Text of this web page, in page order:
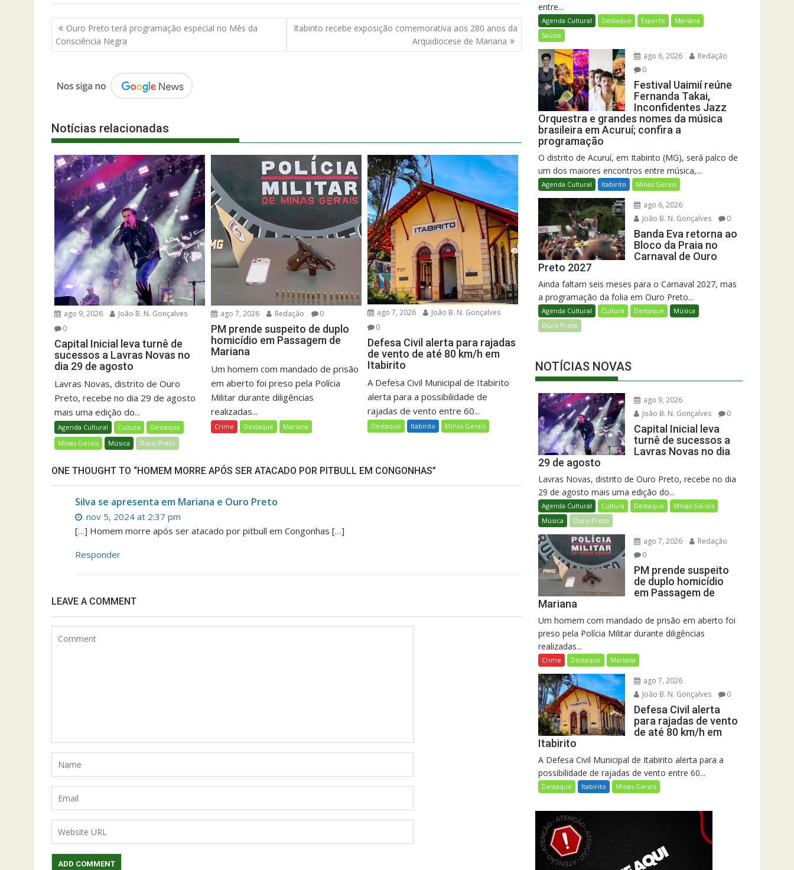
Navegação
de
Post
Ouro Preto terá programação especial no Mês da
Consciência Negra
Itabirito recebe exposição comemorativa aos 280 anos da
Arquidiocese de Mariana
Notícias relacionadas
ago 9, 2026
João B. N. Gonçalves
0
Capital Inicial leva turnê de
sucessos a Lavras Novas no
dia 29 de agosto
Lavras Novas, distrito de Ouro
Preto, recebe no dia 29 de agosto
mais uma edição do...
Agenda Cultural Cultura
Destaque
Minas Gerais
Música Ouro Preto
ago 7, 2026 Redação 0
PM prende suspeito de duplo
homicídio em Passagem de
Mariana
Um homem com mandado de prisão
em aberto foi preso pela Polícia
Militar durante diligências
realizadas...
Crime Destaque Mariana
ago 7, 2026
João B. N. Gonçalves
0
Defesa Civil alerta para rajadas
de vento de até 80 km/h em
Itabirito
A Defesa Civil Municipal de Itabirito
alerta para a possibilidade de
rajadas de vento entre 60...
Destaque Itabirito Minas Gerais
ONE THOUGHT TO “HOMEM MORRE APÓS SER ATACADO POR PITBULL EM CONGONHAS”
Silva se apresenta em Mariana e Ouro Preto
nov 5, 2024 at 2:37 pm
[…] Homem morre após ser atacado por pitbull em Congonhas […]
Responder
LEAVE A COMMENT
entre...
Agenda Cultural Destaque Esporte
Mariana
Saúde
ago 6, 2026
Redação
0
Festival Uaimií reúne
Fernanda Takai,
Inconfidentes Jazz
Orquestra e grandes nomes da música
brasileira em Acuruí; confira a
programação
O distrito de Acuruí, em Itabirito (MG), será palco de
um dos maiores encontros entre música,...
Agenda Cultural Itabirito Minas Gerais
ago 6, 2026
João B. N. Gonçalves
0
Banda Eva retorna ao
Bloco da Praia no
Carnaval de Ouro
Preto 2027
Ainda faltam seis meses para o Carnaval 2027, mas
a programação da folia em Ouro Preto...
Agenda Cultural Cultura Destaque
Música
Ouro Preto
NOTÍCIAS NOVAS
ago 9, 2026
João B. N. Gonçalves
0
Capital Inicial leva
turnê de sucessos a
Lavras Novas no dia
29 de agosto
Lavras Novas, distrito de Ouro Preto, recebe no dia
29 de agosto mais uma edição do...
Agenda Cultural Cultura Destaque
Minas Gerais
Música
Ouro Preto
ago 7, 2026
Redação
0
PM prende suspeito
de duplo homicídio
em Passagem de
Mariana
Um homem com mandado de prisão em aberto foi
preso pela Polícia Militar durante diligências
realizadas...
Crime Destaque Mariana
ago 7, 2026
João B. N. Gonçalves
0
Defesa Civil alerta
para rajadas de vento
de até 80 km/h em
Itabirito
A Defesa Civil Municipal de Itabirito alerta para a
possibilidade de rajadas de vento entre 60...
Destaque Itabirito Minas Gerais